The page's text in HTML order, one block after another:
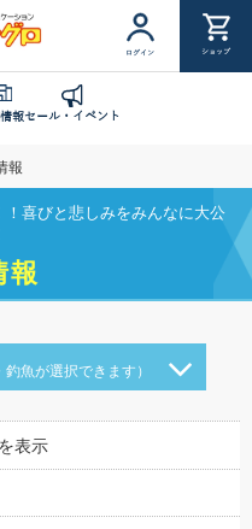
ログイン ショップ
報セール・イベント
報
喜びと悲しみをみんなに大公
報
釣魚が選択できます）
表示